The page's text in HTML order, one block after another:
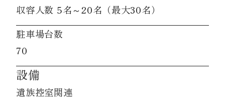
収容人数 5名～20名（最大30名）
駐車場台数
70
設備
遺族控室関連